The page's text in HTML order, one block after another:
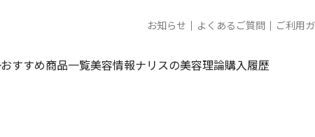
お知らせ よくあるご質問 ご利用
おすすめ商品一覧美容情報ナリスの美容理論購入履歴